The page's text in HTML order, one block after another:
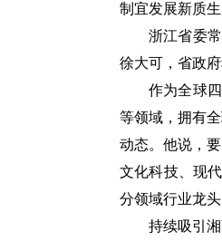
制宜发展新质
浙江省委
徐大可，省政
作为全球
等领域，拥有
动态。他说，
文化科技、现
分领域行业龙
持续吸引